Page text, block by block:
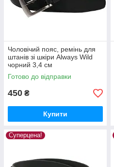
Чоловічий пояс, ремінь для
штанів зі шкіри Always Wild
чорний 3,4 см
Готово до відправки
450 ₴
Купити
Суперцена!